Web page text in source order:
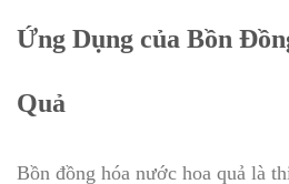
Ứng Dụng của Bồn
Quả
Bồn đồng hóa nước hoa quả là